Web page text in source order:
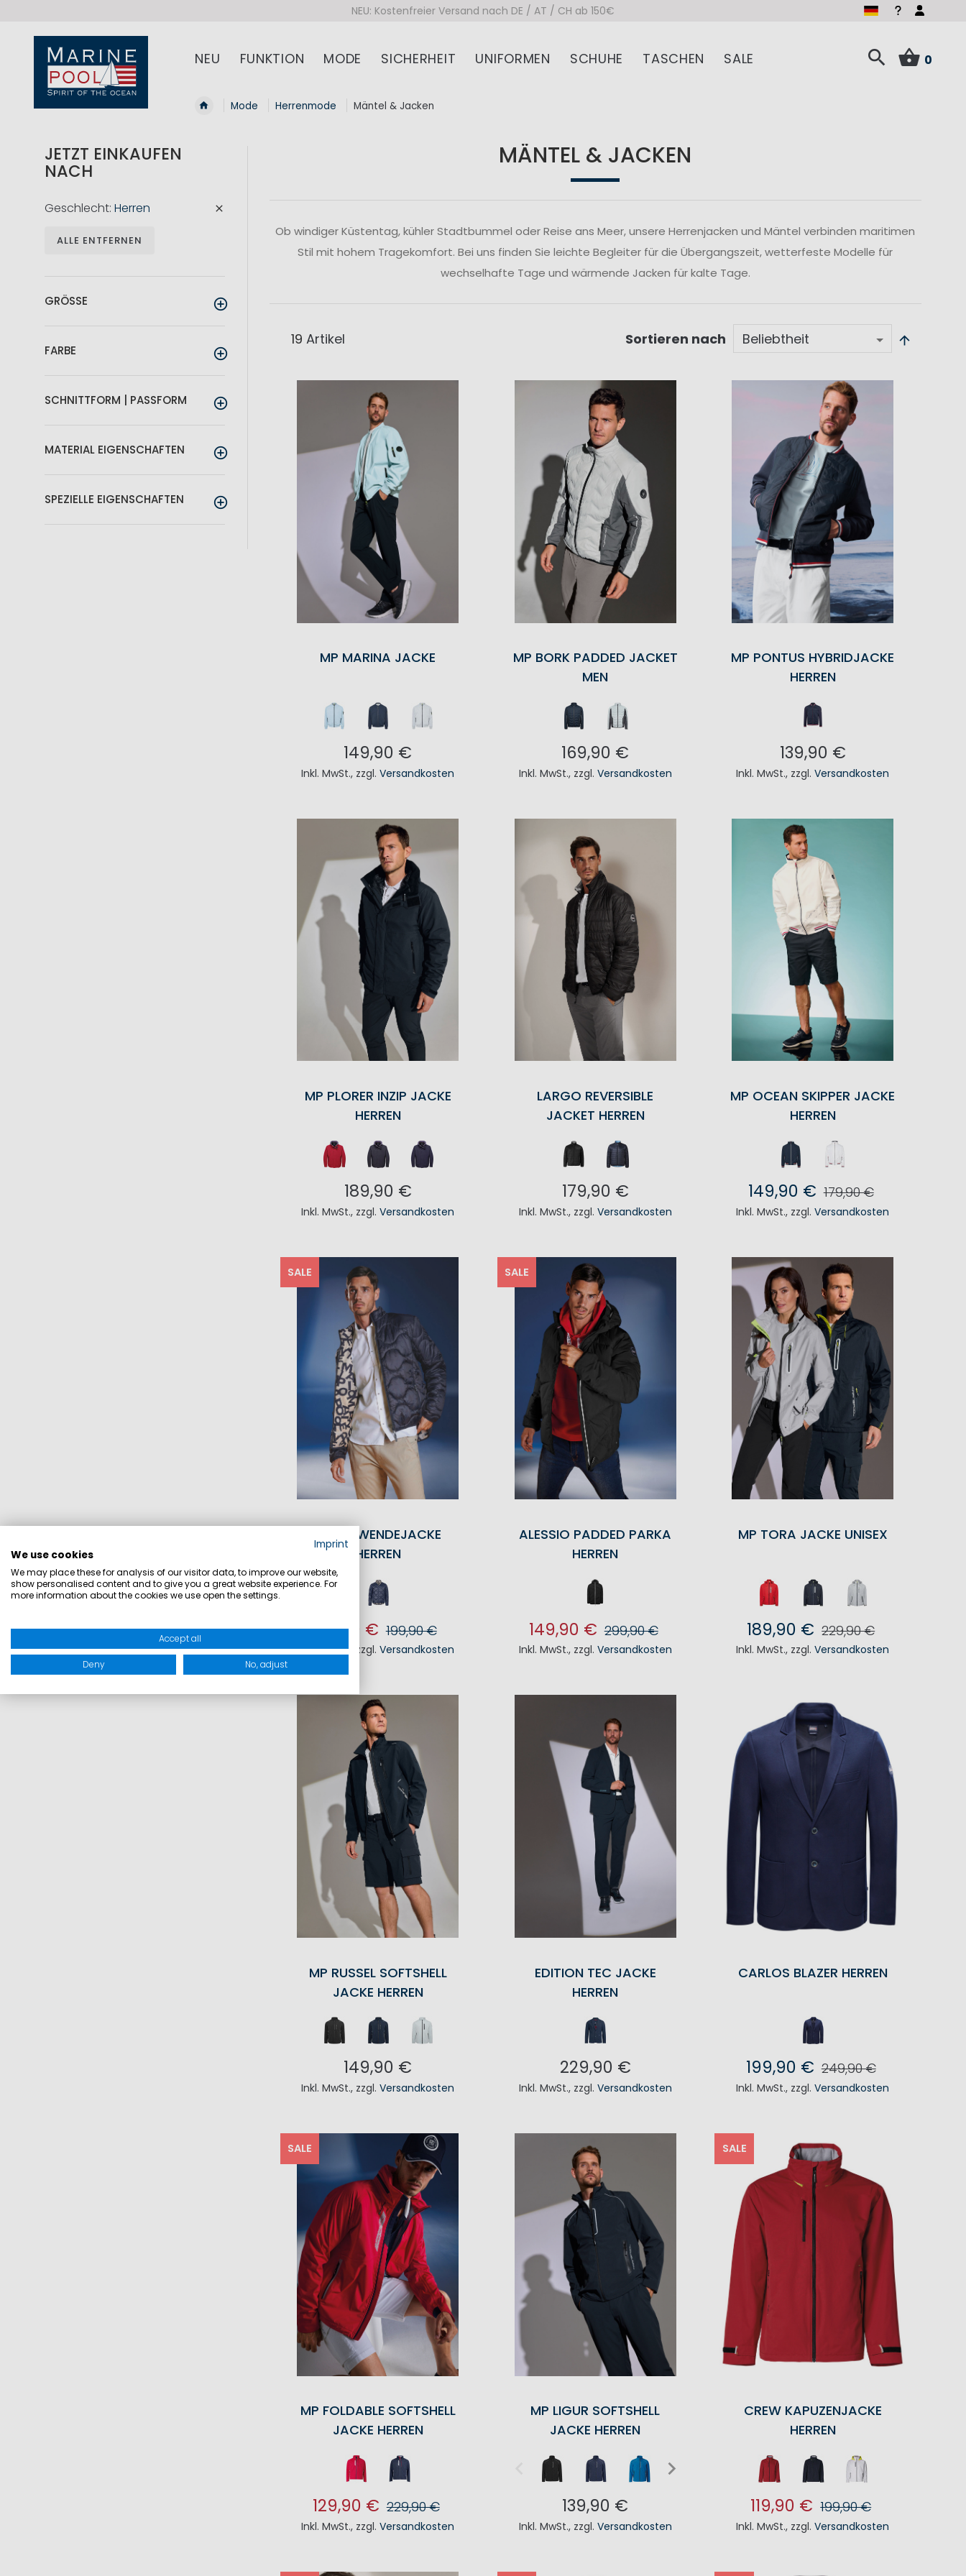
NEU: Kostenfreier Versand nach DE / AT / CH ab 150€
NEU FUNKTION MODE SICHERHEIT UNIFORMEN SCHUHE TASCHEN SALE 0
Mode Herrenmode Mäntel & Jacken
MÄNTEL & JACKEN
Ob windiger Küstentag, kühler Stadtbummel oder Reise ans Meer, unsere Herrenjacken und Mäntel verbinden maritimen
Stil mit hohem Tragekomfort. Bei uns finden Sie leichte Begleiter für die Übergangszeit, wetterfeste Modelle für
wechselhafte Tage und wärmende Jacken für kalte Tage.
19 Artikel Sortieren nach
MP MARINA JACKE
149,90 €
Inkl. MwSt., zzgl.Versandkosten
MP BORK PADDED JACKET
MEN
169,90 €
Inkl. MwSt., zzgl. Versandkosten
MP PONTUS HYBRIDJACKE
HERREN
139,90 €
Inkl. MwSt., zzgl.Versandkosten
MP PLORER INZIP JACKE
HERREN
189,90 €
Inkl. MwSt., zzgl.Versandkosten
LARGO REVERSIBLE
JACKET HERREN
179,90 €
Inkl. MwSt., zzgl. Versandkosten
MP OCEAN SKIPPER JACKE
HERREN
149,90 € 179,90 €
Inkl. MwSt., zzgl.Versandkosten
SALE
FIORO WENDEJACKE
HERREN
99,90 € 199,90 €
Inkl. MwSt. zzgl.Versandkosten
IN DEN WARENKORB
SALE
ALESSIO PADDED PARKA
HERREN
149,90 € 299,90 €
Inkl. MwSt., zzgl. Versandkosten
MP TORA JACKE UNISEX
189,90 € 229,90 €
Inkl. MwSt., zzgl.Versandkosten
MP RUSSEL SOFTSHELL
JACKE HERREN
149,90 €
Inkl. MwSt., zzgl.Versandkosten
EDITION TEC JACKE
HERREN
229,90 €
Inkl. MwSt., zzgl. Versandkosten
CARLOS BLAZER HERREN
199,90 € 249,90 €
Inkl. MwSt., zzgl.Versandkosten
SALE
MP FOLDABLE SOFTSHELL
JACKE HERREN
129,90 € 229,90 €
Inkl. MwSt., zzgl.Versandkosten
MP LIGUR SOFTSHELL
JACKE HERREN
139,90 €
Inkl. MwSt., zzgl. Versandkosten
SALE
CREW KAPUZENJACKE
HERREN
119,90 € 199,90 €
Inkl. MwSt., zzgl.Versandkosten
JETZT EINKAUFEN
NACH
Geschlecht Herren
ALLE ENTFERNEN
GRÖSSE
FARBE
SCHNITTFORM | PASSFORM
MATERIAL EIGENSCHAFTEN
SPEZIELLE EIGENSCHAFTEN
Imprint
We use cookies
We may place these for analysis of our visitor data, to improve our website,
show personalised content and to give you a great website experience. For
more information about the cookies we use open the settings.
Accept all
Deny No, adjust